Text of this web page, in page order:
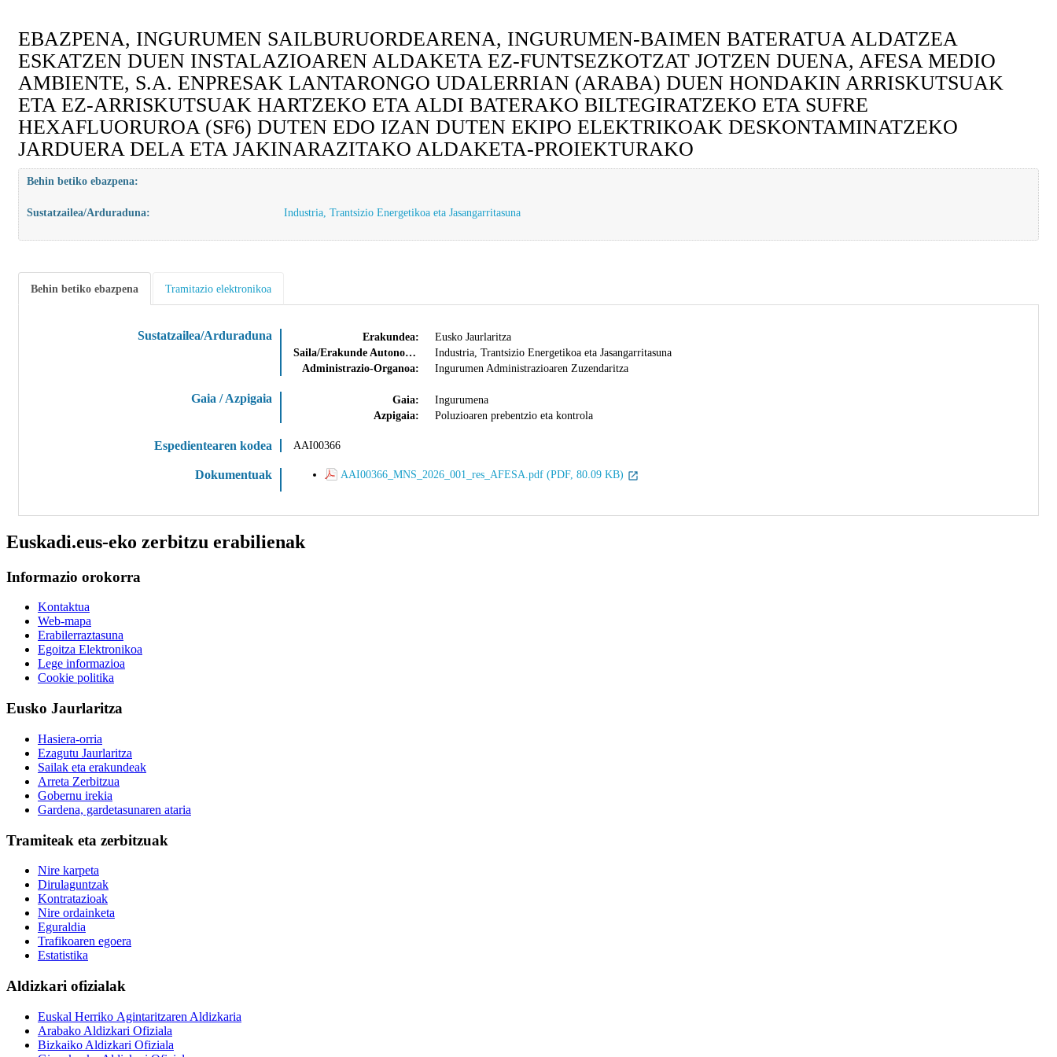
EBAZPENA, INGURUMEN SAILBURUORDEARENA, INGURUMEN-BAIMEN BATERATUA ALDATZEA
ESKATZEN DUEN INSTALAZIOAREN ALDAKETA EZ-FUNTSEZKOTZAT JOTZEN DUENA, AFESA MEDIO
AMBIENTE, S.A. ENPRESAK LANTARONGO UDALERRIAN (ARABA) DUEN HONDAKIN ARRISKUTSUAK
ETA EZ-ARRISKUTSUAK HARTZEKO ETA ALDI BATERAKO BILTEGIRATZEKO ETA SUFRE
HEXAFLUORUROA (SF6) DUTEN EDO IZAN DUTEN EKIPO ELEKTRIKOAK DESKONTAMINATZEKO
JARDUERA DELA ETA JAKINARAZITAKO ALDAKETA-PROIEKTURAKO
Behin betiko ebazpena:
Sustatzailea/Arduraduna: Industria, Trantsizio Energetikoa eta Jasangarritasuna
Behin betiko ebazpena Tramitazio elektronikoa
Sustatzailea/Arduraduna Erakundea:
Eusko Jaurlaritza
Saila/Erakunde Autonomoa:
Industria, Trantsizio Energetikoa eta Jasangarritasuna
Administrazio-Organoa:
Ingurumen Administrazioaren Zuzendaritza
Gaia / Azpigaia Gaia:
Ingurumena
Azpigaia:
Poluzioaren prebentzio eta kontrola
Espedientearen kodea AAI00366
Dokumentuak AAI00366_MNS_2026_001_res_AFESA.pdf (PDF, 80.09 KB)
Euskadi.eus-eko zerbitzu erabilienak
Informazio orokorra
Kontaktua
Web-mapa
Erabilerraztasuna
Egoitza Elektronikoa
Lege informazioa
Cookie politika
Eusko Jaurlaritza
Hasiera-orria
Ezagutu Jaurlaritza
Sailak eta erakundeak
Arreta Zerbitzua
Gobernu irekia
Gardena, gardetasunaren ataria
Tramiteak eta zerbitzuak
Nire karpeta
Dirulaguntzak
Kontratazioak
Nire ordainketa
Eguraldia
Trafikoaren egoera
Estatistika
Aldizkari ofizialak
Euskal Herriko Agintaritzaren Aldizkaria
Arabako Aldizkari Ofiziala
Bizkaiko Aldizkari Ofiziala